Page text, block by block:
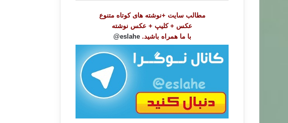
مطالب سایت +نوشته های کوتاه متنوع
عکس + کلیپ + عکس نوشته
با ما همراه باشید. eslahe@